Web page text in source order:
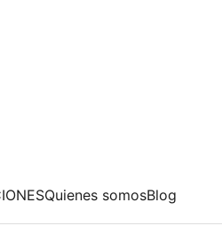
Quienes somosBlog